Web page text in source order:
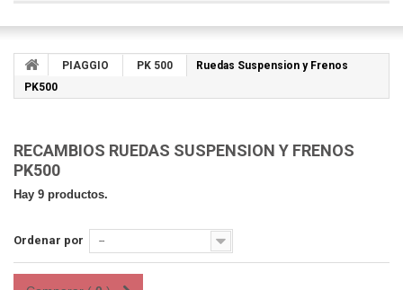
PIAGGIO PK 500
Ruedas Suspension y Frenos
PK500
RECAMBIOS RUEDAS SUSPENSION Y FRENOS
PK500
Hay 9 productos.
Ordenar por --